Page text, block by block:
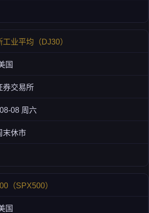
工业平均（DJ30）
国
券交易所
08 周六
末休市
（SPX500）
国